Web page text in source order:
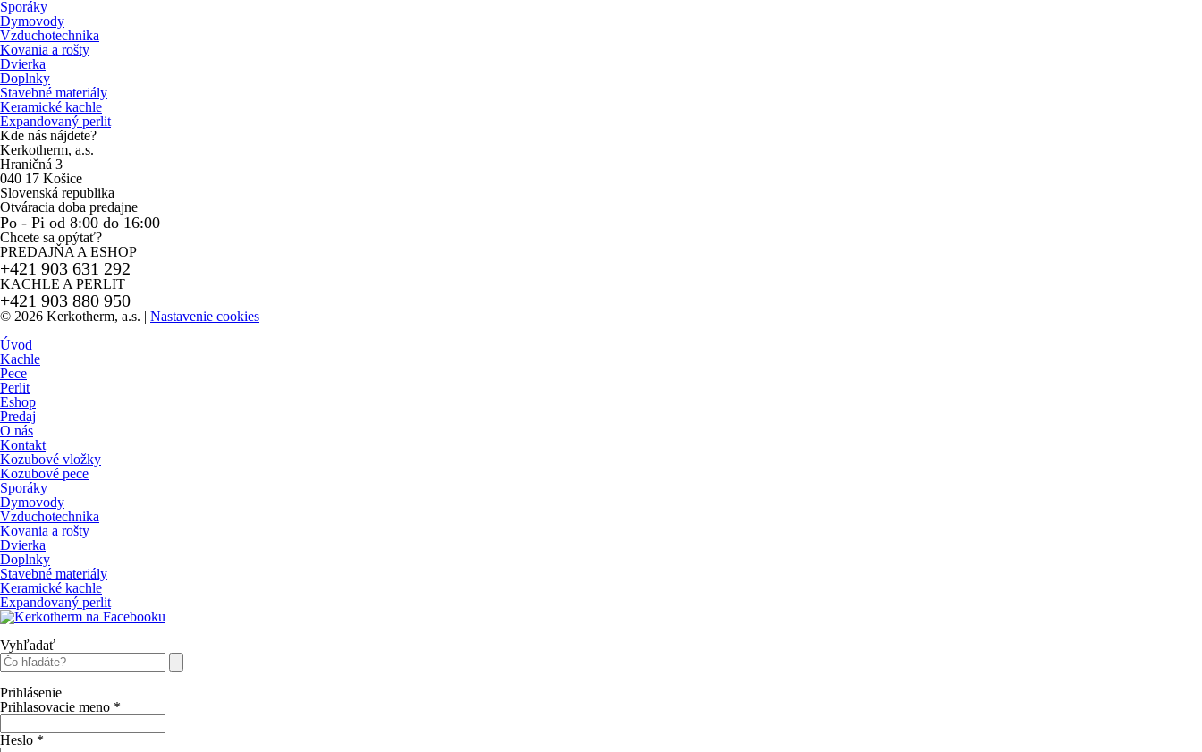
Sporáky
Dymovody
Vzduchotechnika
Kovania a rošty
Dvierka
Doplnky
Stavebné materiály
Keramické kachle
Expandovaný perlit
Kde nás nájdete?
Kerkotherm, a.s.
Hraničná 3
040 17 Košice
Slovenská republika
Otváracia doba predajne
Po - Pi od 8:00 do 16:00
Chcete sa opýtať?
PREDAJŇA A ESHOP
+421 903 631 292
KACHLE A PERLIT
+421 903 880 950
© 2026 Kerkotherm, a.s. | Nastavenie cookies
Úvod
Kachle
Pece
Perlit
Eshop
Predaj
O nás
Kontakt
Kozubové vložky
Kozubové pece
Sporáky
Dymovody
Vzduchotechnika
Kovania a rošty
Dvierka
Doplnky
Stavebné materiály
Keramické kachle
Expandovaný perlit
Vyhľadať
Prihlásenie
Prihlasovacie meno *
Heslo *